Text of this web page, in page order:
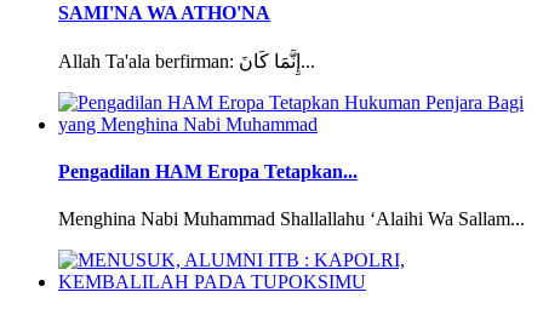
SAMI'NA WA ATHO'NA
Allah Ta'ala berfirman: إِنَّمَا كَانَ...
Pengadilan HAM Eropa Tetapkan...
Menghina Nabi Muhammad Shallallahu ‘Alaihi Wa Sallam...